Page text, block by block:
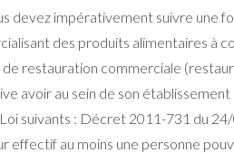
devez impérativement suivre une
des produits alimentaires à
restauration commerciale
avoir au sein de son
suivants : Décret 2011-731 du
effectif au moins une personne